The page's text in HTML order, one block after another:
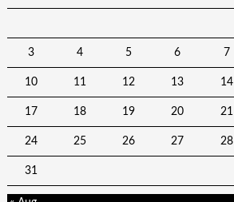
3 4 5 6 7
10 11 12 13 14
17 18 19 20 21
24 25 26 27 28
31